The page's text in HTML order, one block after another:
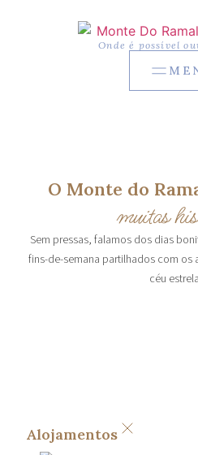
Onde é possível
O Monte do
muitas
Sem pressas, falamos dos dias
fins-de-semana partilhados com os
céu
Alojamentos